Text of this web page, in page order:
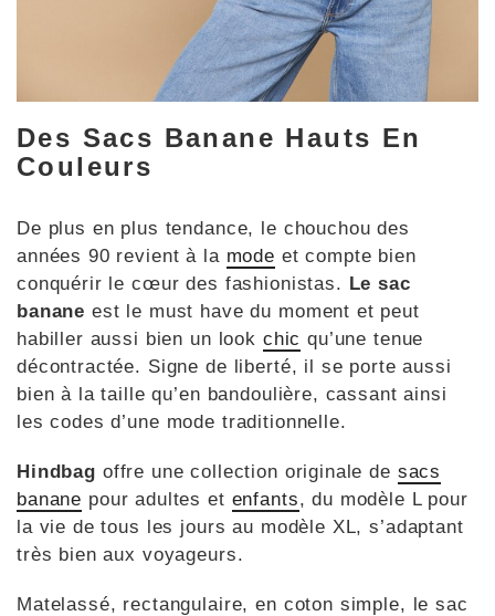
Des Sacs Banane Hauts En
Couleurs
De plus en plus tendance, le chouchou des
années 90 revient à la mode et compte bien
conquérir le cœur des fashionistas. Le sac
banane est le must have du moment et peut
habiller aussi bien un look chic qu’une tenue
décontractée. Signe de liberté, il se porte aussi
bien à la taille qu’en bandoulière, cassant ainsi
les codes d’une mode traditionnelle.
Hindbag offre une collection originale de sacs
banane pour adultes et enfants, du modèle L pour
la vie de tous les jours au modèle XL, s’adaptant
très bien aux voyageurs.
Matelassé, rectangulaire, en coton simple, le sac